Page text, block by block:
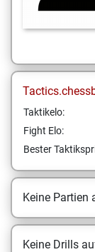
Taktikelo:
Fight Elo:
Bester
Keine Partien
Keine Drills